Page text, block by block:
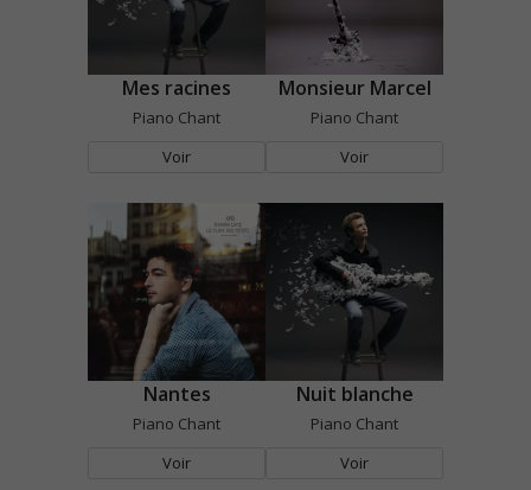
Mes racines
Piano Chant
Voir
Monsieur Marcel
Piano Chant
Voir
Nantes
Piano Chant
Voir
Nuit blanche
Piano Chant
Voir